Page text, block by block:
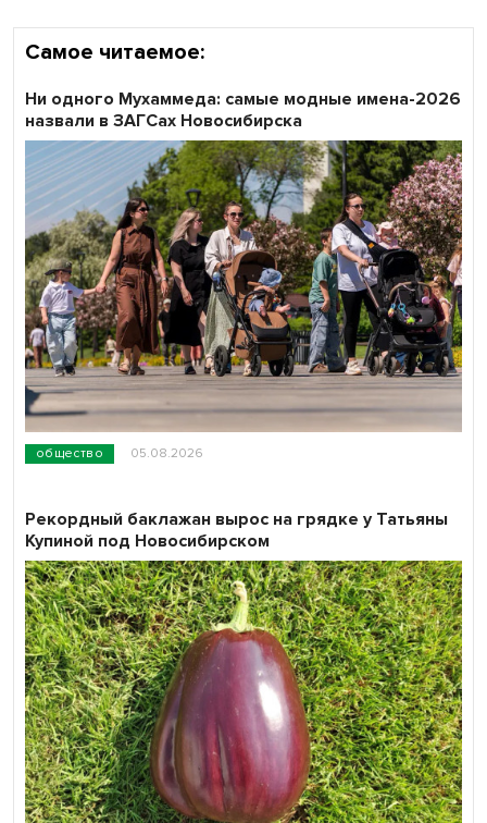
Самое читаемое:
общество 05.08.2026
Ни одного Мухаммеда: самые модные имена-2026
назвали в ЗАГСах Новосибирска
Рекордный баклажан вырос на грядке у Татьяны
Купиной под Новосибирском